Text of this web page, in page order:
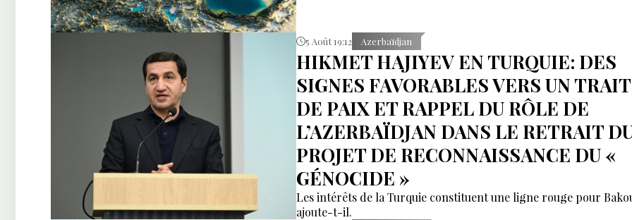
5 Août 19:12 Azerbaïdjan
HIKMET HAJIYEV EN TURQUIE: DES
SIGNES FAVORABLES VERS UN
DE PAIX ET RAPPEL DU RÔLE DE
L’AZERBAÏDJAN DANS LE RETRAIT
PROJET DE RECONNAISSANCE DU «
GÉNOCIDE »
Les intérêts de la Turquie constituent une ligne rouge pour
ajoute-t-il.